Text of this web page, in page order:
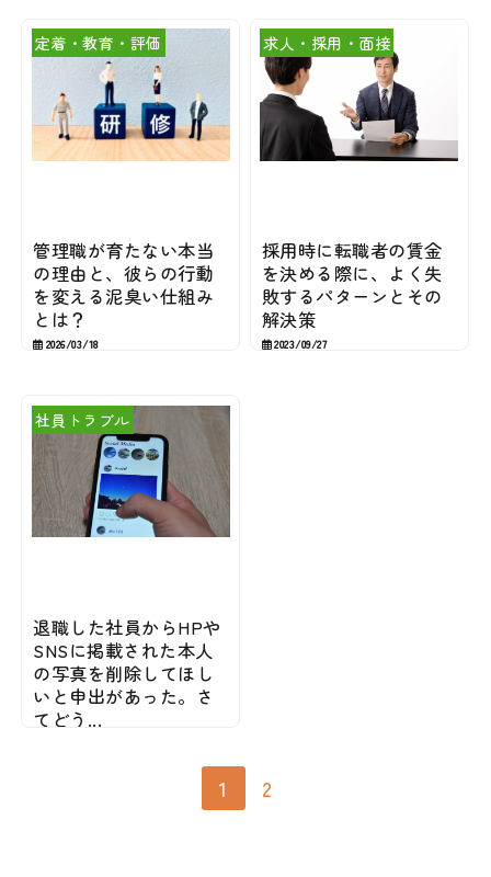
定着・教育・評価
管理職が育たない本当
の理由と、彼らの行動
を変える泥臭い仕組み
とは？
2026/03/18
求人・採用・面接
採用時に転職者の賃金
を決める際に、よく失
敗するパターンとその
解決策
2023/09/27
社員トラブル
退職した社員からHPや
SNSに掲載された本人
の写真を削除してほし
いと申出があった。さ
てどう...
1 2